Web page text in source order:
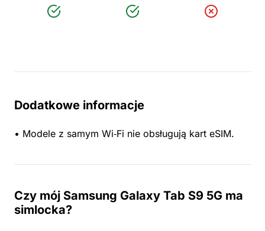
Dodatkowe informacje
• Modele z samym Wi‑Fi nie obsługują kart eSIM.
Czy mój Samsung Galaxy Tab S9 5G ma
simlocka?